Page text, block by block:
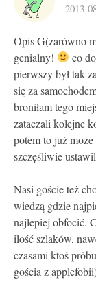
2013-
Opis G(zarówno
genialny!
co
pierwszy był tak
się za
broniłam tego
zataczali kolejne
potem to już
szczęśliwie
Nasi goście też
wiedzą gdzie
najlepiej obfocić.
ilość szlaków,
czasami ktoś
gościa z